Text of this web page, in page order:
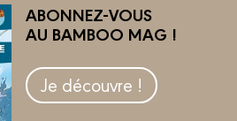
ABONNEZ-VOUS
AU BAMBOO MAG !
Je découvre !